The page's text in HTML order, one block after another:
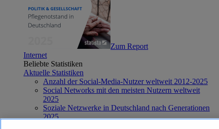
Zum Report
Internet
Beliebte Statistiken
Aktuelle Statistiken
Anzahl der Social-Media-Nutzer weltweit 2012-2025
Social Networks mit den meisten Nutzern weltweit
2025
Soziale Netzwerke in Deutschland nach Generationen
2025